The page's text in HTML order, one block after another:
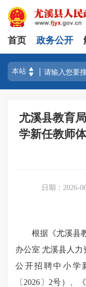
首页 政务公开
尤溪县教育
学新任教师
日期：2026-
根据《尤溪县教
办公室 尤溪县人力
公开招聘中小学
〔2026〕2号）、